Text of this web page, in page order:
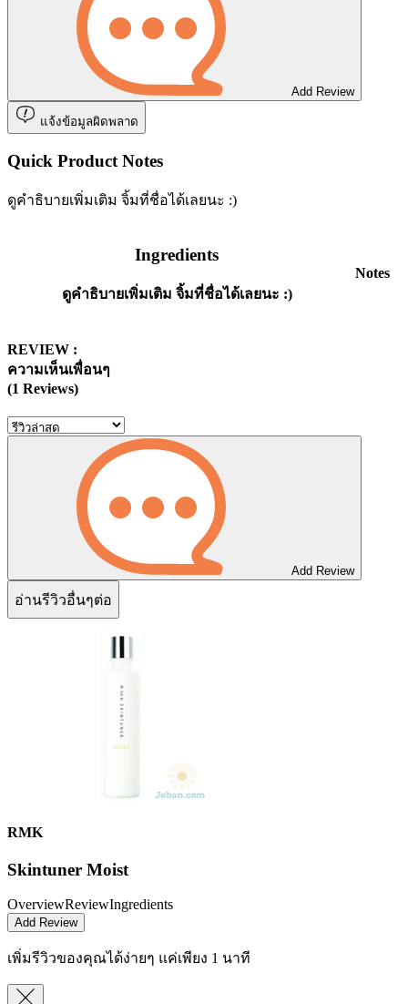
Add Review
แจ้งข้อมูลผิดพลาด
Quick Product Notes
ดูคำธิบายเพิ่มเติม จิ้มที่ชื่อได้เลยนะ :)
Ingredients
ดูคำธิบายเพิ่มเติม จิ้มที่ชื่อได้เลยนะ :)
Notes
REVIEW :
ความเห็นเพื่อนๆ
(1 Reviews)
Add Review
อ่านรีวิวอื่นๆต่อ
RMK
Skintuner Moist
OverviewReviewIngredients
Add Review
เพิ่มรีวิวของคุณได้ง่ายๆ แค่เพียง 1 นาที